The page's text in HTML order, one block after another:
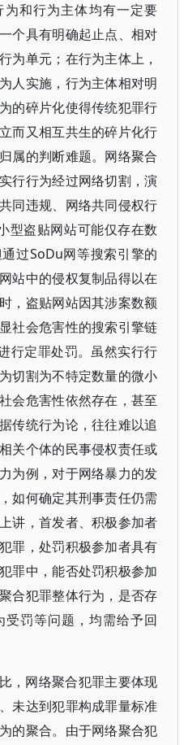
和行为主体均有一定要
个具有明确起止点、相对
为单元；在行为主体上，
人实施，行为主体相对明
的碎片化使得传统犯罪行
而又相互共生的碎片化行
属的判断难题。网络聚合
行行为经过网络切割，演
同违规、网络共同侵权行
型盗贴网站可能仅存在数
过SoDu网等搜索引擎的
站中的侵权复制品得以在
，盗贴网站因其涉案数额
社会危害性的搜索引擎链
行定罪处罚。虽然实行行
切割为不特定数量的微小
会危害性依然存在，甚至
传统行为论，往往难以追
关个体的民事侵权责任或
为例，对于网络暴力的发
如何确定其刑事责任仍需
讲，首发者、积极参加者
罪，处罚积极参加者具有
罪中，能否处罚积极参加
合犯罪整体行为，是否存
罚等问题，均需给予回
，网络聚合犯罪主要体现
未达到犯罪构成罪量标准
的聚合。由于网络聚合犯